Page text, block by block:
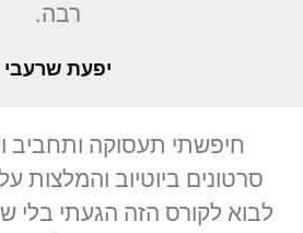
רבה.
יפעת שרעבי
חיפשתי תעסוקה ותחביב
סרטונים ביוטיוב והמלצות
לבוא לקורס הזה הגעתי בלי